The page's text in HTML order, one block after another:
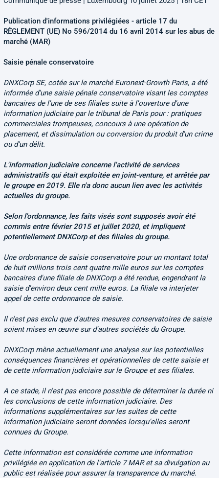
Publication d'informations privilégiées - article 17 du
RÈGLEMENT (UE) No 596/2014 du 16 avril 2014 sur les abus de
marché (MAR)
Saisie pénale conservatoire
DNXCorp SE, cotée sur le marché Euronext-Growth Paris, a été
informée d'une saisie pénale conservatoire visant les comptes
bancaires de l'une de ses filiales suite à l'ouverture d'une
information judiciaire par le tribunal de Paris pour : pratiques
commerciales trompeuses, concours à une opération de
placement, et dissimulation ou conversion du produit d'un crime
ou d'un délit.
L'information judiciaire concerne l'activité de services
administratifs qui était exploitée en joint-venture, et arrêtée par
le groupe en 2019. Elle n'a donc aucun lien avec les activités
actuelles du groupe.
Selon l'ordonnance, les faits visés sont supposés avoir été
commis entre février 2015 et juillet 2020, et impliquent
potentiellement DNXCorp et des filiales du groupe.
Une ordonnance de saisie conservatoire pour un montant total
de huit millions trois cent quatre mille euros sur les comptes
bancaires d'une filiale de DNXCorp a été rendue, engendrant la
saisie d'environ deux cent mille euros. La filiale va interjeter
appel de cette ordonnance de saisie.
Il n'est pas exclu que d'autres mesures conservatoires de saisie
soient mises en œuvre sur d'autres sociétés du Groupe.
DNXCorp mène actuellement une analyse sur les potentielles
conséquences financières et opérationnelles de cette saisie et
de cette information judiciaire sur le Groupe et ses filiales.
A ce stade, il n'est pas encore possible de déterminer la durée ni
les conclusions de cette information judiciaire. Des
informations supplémentaires sur les suites de cette
information judiciaire seront données lorsqu'elles seront
connues du Groupe.
Cette information est considérée comme une information
privilégiée en application de l'article 7 MAR et sa divulgation au
public est réalisée pour assurer la transparence du marché.